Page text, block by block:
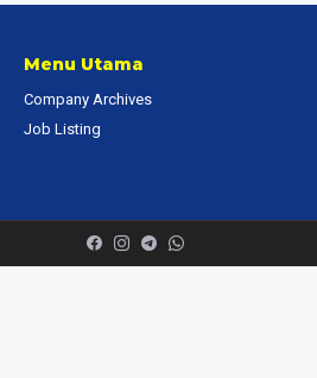
Menu Utama
Company Archives
Job Listing